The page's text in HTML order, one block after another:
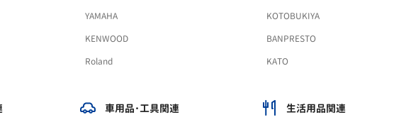
YAMAHA
KENWOOD
Roland
KOTOBUKIYA
BANPRESTO
KATO
車用品･工具関連 生活用品関連